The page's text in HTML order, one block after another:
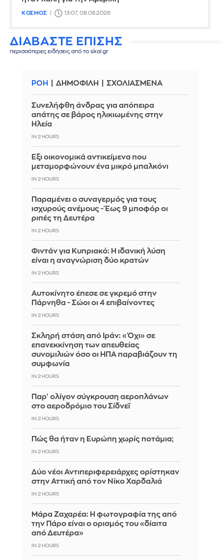
ΚΟΣΜΟΣ 13:07, 08.08.2026
ΔΙΑΒΑΣΤΕ ΕΠΙΣΗΣ
περισσότερες ειδήσεις από το skai.gr
ΡΟΗ ΔΗΜΟΦΙΛΗ ΣΧΟΛΙΑΣΜΕΝΑ
Συνελήφθη άνδρας για απόπειρα
απάτης σε βάρος ηλικιωμένης στην
Ηλεία
IN 2 HOURS
Έξι οικονομικά αντικείμενα που
μεταμορφώνουν ένα μικρό μπαλκόνι
IN 2 HOURS
Παραμένει ο συναγερμός για τους
ισχυρούς ανέμους - Έως 9 μποφόρ οι
ριπές τη Δευτέρα
IN 2 HOURS
Φιντάν για Κυπριακό: Η ιδανική λύση
είναι η αναγνώριση δύο κρατών
IN 2 HOURS
Αυτοκίνητο έπεσε σε γκρεμό στην
Πάρνηθα - Σώοι οι 4 επιβαίνοντες
IN 2 HOURS
Σκληρή στάση από Ιράν: «Όχι» σε
επανεκκίνηση των απευθείας
συνομιλιών όσο οι ΗΠΑ παραβιάζουν τη
συμφωνία
IN 2 HOURS
Παρ' ολίγον σύγκρουση αεροπλάνων
στο αεροδρόμιο του Σίδνεϊ
IN 2 HOURS
Πώς θα ήταν η Ευρώπη χωρίς ποτάμια;
IN 2 HOURS
Δύο νέοι Αντιπεριφερειάρχες ορίστηκαν
στην Αττική από τον Νίκο Χαρδαλιά
IN 2 HOURS
Μάρα Ζαχαρέα: Η φωτογραφία της από
την Πάρο είναι ο ορισμός του «δίαιτα
από Δευτέρα»
IN 2 HOURS